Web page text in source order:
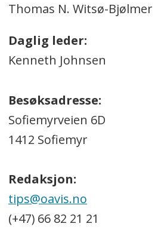
Thomas N. Witsø-Bjølmer
Daglig leder:
Kenneth Johnsen
Besøksadresse:
Sofiemyrveien 6D
1412 Sofiemyr
Redaksjon:
tips@oavis.no
(+47) 66 82 21 21